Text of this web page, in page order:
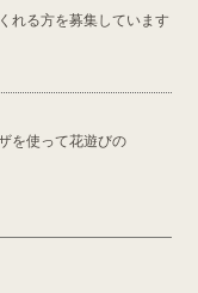
れる方を募集しています
を使って花遊びの